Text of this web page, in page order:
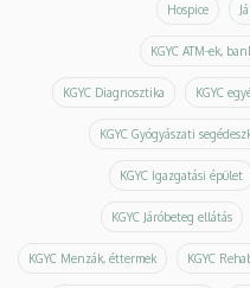
Hospice
KGYC ATM-ek,
KGYC Diagnosztika KGYC
KGYC Gyógyászati
KGYC Igazgatási épület
KGYC Járóbeteg ellátás
KGYC Menzák, éttermek KGYC